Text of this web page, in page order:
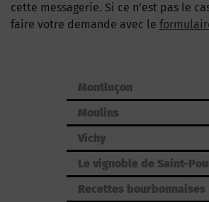
cette messagerie. Si ce n’est pas le
faire votre demande avec le
Montluçon
Moulins
Vichy
Le vignoble de Saint-
Recettes bourbonnaises